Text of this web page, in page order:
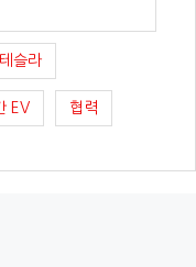
테슬라
EV 협력